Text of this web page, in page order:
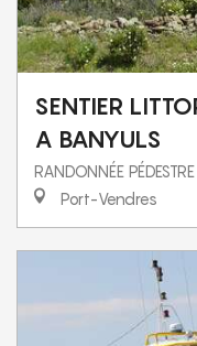
SENTIER
A BANYULS
RANDONNÉE PÉDESTRE
Port-Vendres